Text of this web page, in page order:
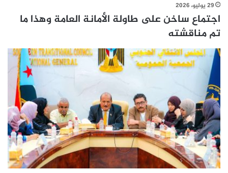
29 يوليو، 2026
اجتماع ساخن على طاولة الأمانة العامة وهذا ما
تم مناقشته